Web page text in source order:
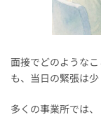
面接でどのような
も、当日の緊張は少
多くの事業所では